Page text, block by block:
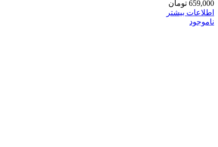
659,000 تومان
اطلاعات بیشتر
ناموجود